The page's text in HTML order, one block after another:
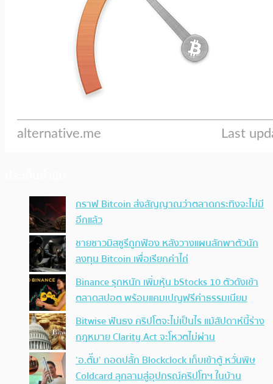
กราฟ Bitcoin ส่งสัญญาณว่าตลาดกระทิงจะไม่มี
อีกแล้ว
ชายชาวมิสซูรีถูกฟ้อง หลังวางแผนลักพาตัวนัก
ลงทุน Bitcoin เพื่อเรียกค่าไถ่
Binance รุกหนัก เพิ่มหุ้น bStocks 10 ตัวดังเข้า
ตลาดสปอต พร้อมแคมเปญฟรีค่าธรรมเนียม
Bitwise ฟันธง คริปโตจะไม่เป็นไร แม้สัปดาห์นี้ร่าง
กฎหมาย Clarity Act จะโหวตไม่ผ่าน
‘อ.ตั๊ม’ ถอดปลั้ก Blockclock เก็บเข้าตู้ หวั่นพิษ
Coldcard ลุกลามสู่อุปกรณ์คริปโทฯ ในบ้าน